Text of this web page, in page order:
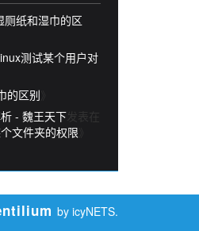
厕纸和湿巾的区
测试某个用户对
的区别
- 魏王天下发表在
文件夹的权限
by icyNETS.